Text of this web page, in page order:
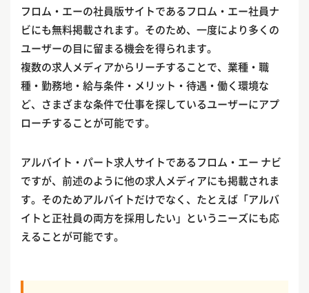
フロム・エーの社員版サイトであるフロム・エー社員ナ
ビにも無料掲載されます。そのため、一度により多くの
ユーザーの目に留まる機会を得られます。
複数の求人メディアからリーチすることで、業種・職
種・勤務地・給与条件・メリット・待遇・働く環境な
ど、さまざまな条件で仕事を探しているユーザーにアプ
ローチすることが可能です。
アルバイト・パート求人サイトであるフロム・エー ナビ
ですが、前述のように他の求人メディアにも掲載されま
す。そのためアルバイトだけでなく、たとえば「アルバ
イトと正社員の両方を採用したい」というニーズにも応
えることが可能です。